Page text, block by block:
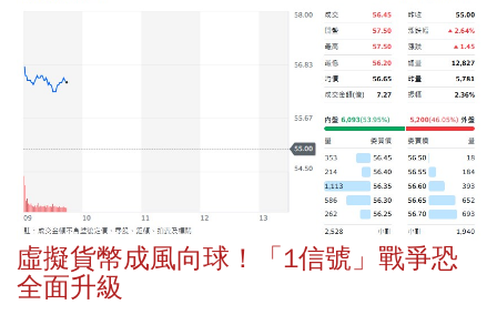
虛擬貨幣成風向球！「1信號」戰爭恐
全面升級